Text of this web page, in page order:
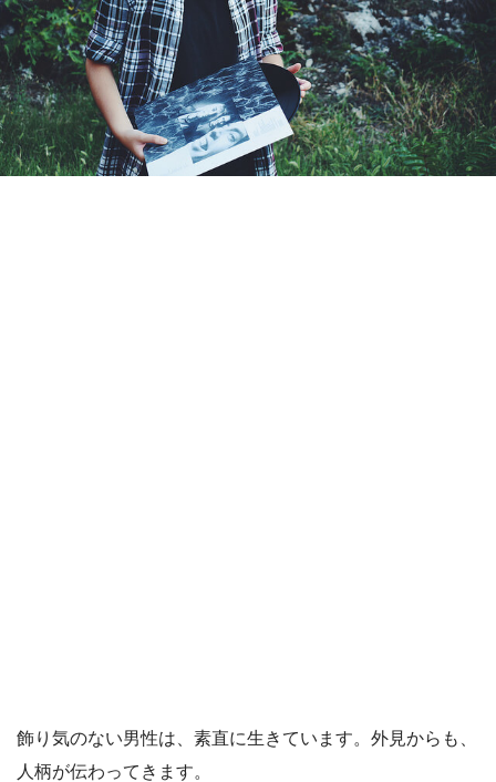
飾り気のない男性は、素直に生きています。外見からも、
人柄が伝わってきます。